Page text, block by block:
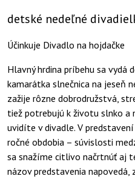
detské nedeľné
Účinkuje Divadlo na hojdačke
Hlavný hrdina príbehu sa vydá
kamarátka slnečnica na jeseň
zažije rôzne dobrodružstvá,
tiež potrebujú k životu slnko a
uvidíte v divadle. V
ročné obdobia – súvislosti
sa snažíme citlivo načrtnúť aj
názov predstavenia